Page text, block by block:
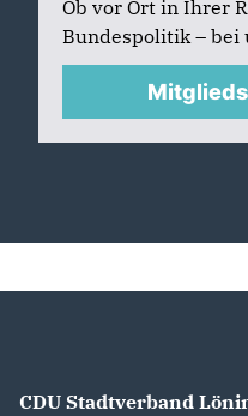
Ob vor Ort in Ihrer
Bundespolitik – bei
CDU Stadtverband